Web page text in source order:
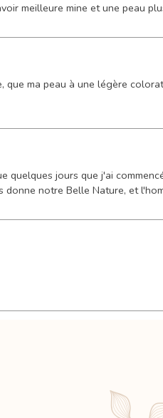
meilleure mine et une peau
que ma peau à une légère
quelques jours que j'ai
notre Belle Nature, et